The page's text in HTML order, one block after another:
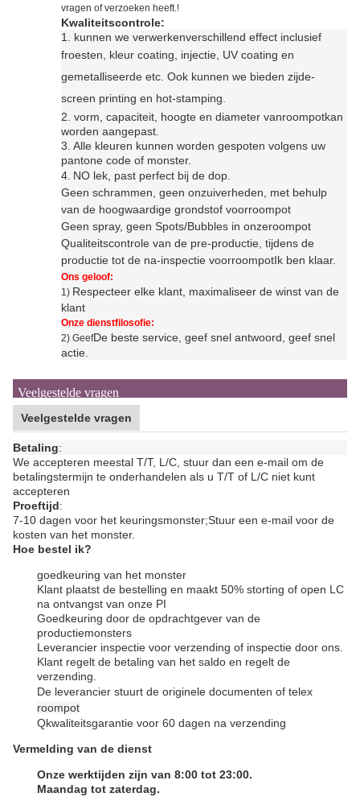
vragen of verzoeken heeft.!
Kwaliteitscontrole:
1. kunnen we verwerkenverschillend effect inclusief
froesten, kleur coating, injectie, UV coating en
gemetalliseerde etc. Ook kunnen we bieden zijde-
screen printing en hot-stamping.
2. vorm, capaciteit, hoogte en diameter vanroompotkan
worden aangepast.
3. Alle kleuren kunnen worden gespoten volgens uw
pantone code of monster.
4. NO lek, past perfect bij de dop.
Geen schrammen, geen onzuiverheden, met behulp
van de hoogwaardige grondstof voorroompot
Geen spray, geen Spots/Bubbles in onzeroompot
Qualiteitscontrole van de pre-productie, tijdens de
productie tot de na-inspectie voorroompotIk ben klaar.
Ons geloof:
1) Respecteer elke klant, maximaliseer de winst van de
klant
Onze dienstfilosofie:
2) GeefDe beste service, geef snel antwoord, geef snel
actie.
Veelgestelde vragen
Veelgestelde vragen
Betaling:
We accepteren meestal T/T, L/C, stuur dan een e-mail om de
betalingstermijn te onderhandelen als u T/T of L/C niet kunt
accepteren
Proeftijd:
7-10 dagen voor het keuringsmonster;Stuur een e-mail voor de
kosten van het monster.
Hoe bestel ik?
goedkeuring van het monster
Klant plaatst de bestelling en maakt 50% storting of open LC
na ontvangst van onze PI
Goedkeuring door de opdrachtgever van de
productiemonsters
Leverancier inspectie voor verzending of inspectie door ons.
Klant regelt de betaling van het saldo en regelt de
verzending.
De leverancier stuurt de originele documenten of telex
roompot
Qkwaliteitsgarantie voor 60 dagen na verzending
Vermelding van de dienst
Onze werktijden zijn van 8:00 tot 23:00.
Maandag tot zaterdag.